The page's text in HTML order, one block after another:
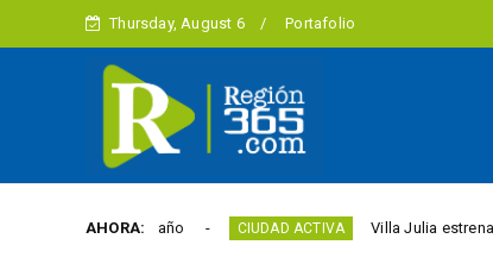
Thursday, August 6 Portafolio
AHORA:
este año CIUDAD ACTIVA Villa Julia estrena puente y